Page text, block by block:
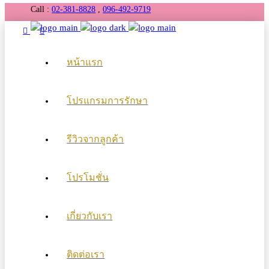
Call :02-381-8828 ,096-492-9719
หน้าแรก
โปรแกรมการรักษา
รีวิวจากลูกค้า
โปรโมชั่น
เกี่ยวกับเรา
ติดต่อเรา